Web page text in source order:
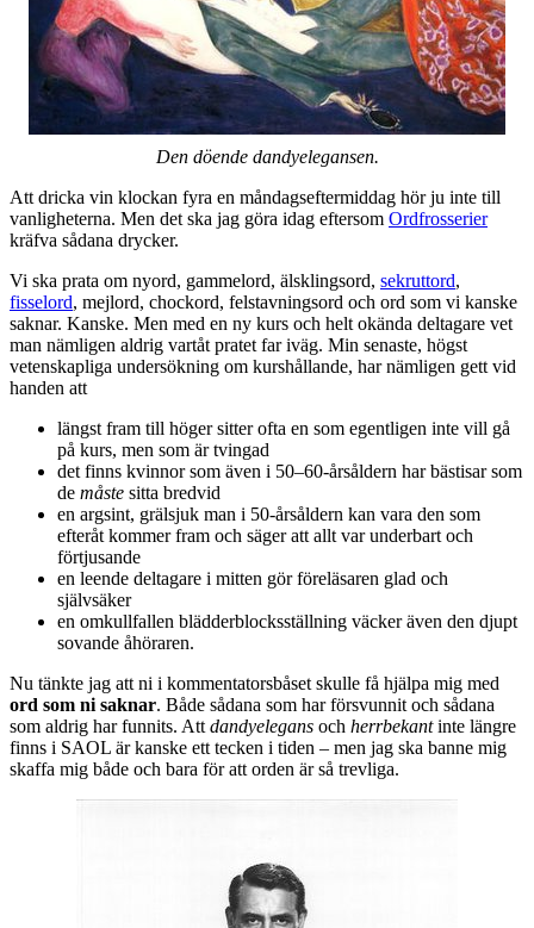
Den döende dandyelegansen.
Att dricka vin klockan fyra en måndagseftermiddag hör ju inte till
vanligheterna. Men det ska jag göra idag eftersom Ordfrosserier
kräfva sådana drycker.
Vi ska prata om nyord, gammelord, älsklingsord, sekruttord,
fisselord, mejlord, chockord, felstavningsord och ord som vi kanske
saknar. Kanske. Men med en ny kurs och helt okända deltagare vet
man nämligen aldrig vartåt pratet far iväg. Min senaste, högst
vetenskapliga undersökning om kurshållande, har nämligen gett vid
handen att
längst fram till höger sitter ofta en som egentligen inte vill gå
på kurs, men som är tvingad
det finns kvinnor som även i 50–60-årsåldern har bästisar som
de måste sitta bredvid
en argsint, grälsjuk man i 50-årsåldern kan vara den som
efteråt kommer fram och säger att allt var underbart och
förtjusande
en leende deltagare i mitten gör föreläsaren glad och
självsäker
en omkullfallen blädderblocksställning väcker även den djupt
sovande åhöraren.
Nu tänkte jag att ni i kommentatorsbåset skulle få hjälpa mig med
ord som ni saknar. Både sådana som har försvunnit och sådana
som aldrig har funnits. Att dandyelegans och herrbekantinte längre
finns i SAOL är kanske ett tecken i tiden – men jag ska banne mig
skaffa mig både och bara för att orden är så trevliga.